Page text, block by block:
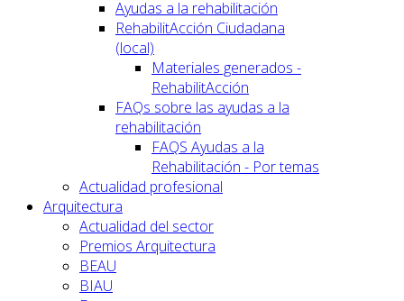
Ayudas a la rehabilitación
RehabilitAcción Ciudadana
(local)
Materiales generados -
RehabilitAcción
FAQs sobre las ayudas a la
rehabilitación
FAQS Ayudas a la
Rehabilitación - Por temas
Actualidad profesional
Arquitectura
Actualidad del sector
Premios Arquitectura
BEAU
BIAU